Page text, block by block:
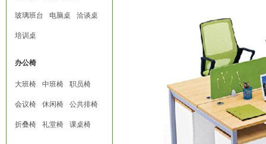
玻璃班台 电脑桌 洽谈桌
培训桌
办公椅
大班椅 中班椅 职员椅
会议椅 休闲椅 公共排椅
折叠椅 礼堂椅 课桌椅